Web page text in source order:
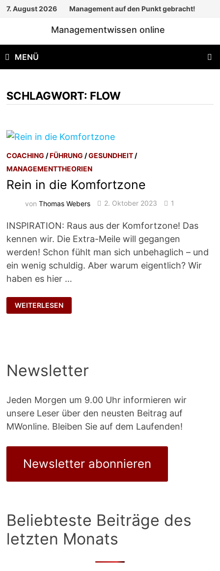
Zum
7. August 2026 Management auf den Punkt gebracht!
Managementwissen online
MENÜ
SCHLAGWORT: FLOW
COACHING /FÜHRUNG /GESUNDHEIT /
MANAGEMENTTHEORIEN
Rein in die Komfortzone
vonThomas Webers 2. Oktober 2023 1
INSPIRATION: Raus aus der Komfortzone! Das
kennen wir. Die Extra-Meile will gegangen
werden! Schon fühlt man sich unbehaglich – und
ein wenig schuldig. Aber warum eigentlich? Wir
haben es hier …
REIN
IN
DIE
WEITERLESEN
Newsletter
Jeden Morgen um 9.00 Uhr informieren wir
unsere Leser über den neusten Beitrag auf
MWonline. Bleiben Sie auf dem Laufenden!
Newsletter abonnieren
Beliebteste Beiträge des
letzten Monats